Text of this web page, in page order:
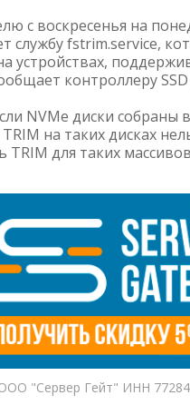
с воскресенья на
службу fstrim.service,
устройствах,
контроллеру
NVMe диски
TRIM на таких дисках
TRIM для таких
"Сервер Гейт" ИНН